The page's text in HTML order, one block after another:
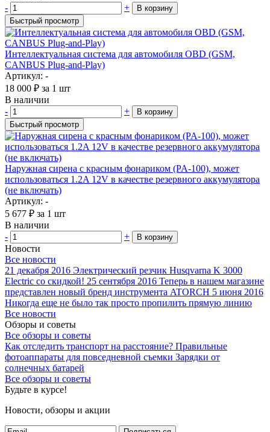
-
+
В корзину
Быстрый просмотр
Интеллектуальная система для автомобиля OBD (GSM,
CANBUS Plug-and-Play)
Артикул: -
18 000 ₽ за 1 шт
В наличии
-
+
В корзину
Быстрый просмотр
Наружная сирена с красным фонариком (PA-100), может
использоваться 1.2A 12V в качестве резервного аккумулятора
(не включать)
Артикул: -
5 677 ₽ за 1 шт
В наличии
-
+ В корзину
Новости
Все новости
21 декабря 2016 Электрический резчик Husqvarna K 3000
Electric со скидкой! 25 сентября 2016 Теперь в нашем магазине
представлен новый бренд инструмента ATORCH 5 июня 2016
Никогда еще не было так просто пропилить прямую линию
Все новости
Обзоры и советы
Все обзоры и советы
Как отследить транспорт на расстояние? Правильные
фотоаппараты для повседневной съемки Зарядки от
солнечных батарей
Все обзоры и советы
Будьте в курсе!
Новости, обзоры и акции